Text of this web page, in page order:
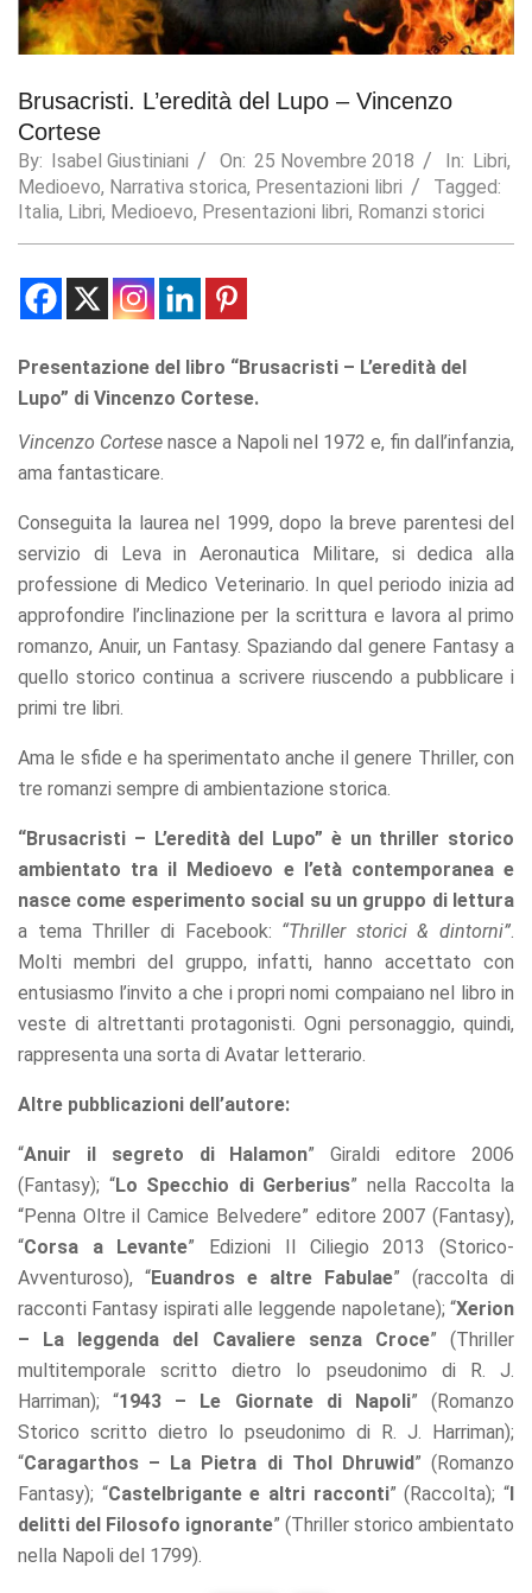
Brusacristi. L’eredità del Lupo – Vincenzo
Cortese
By: Isabel Giustiniani On: 25 Novembre 2018 In: Libri,
Medioevo, Narrativa storica, Presentazioni libri
Tagged:
Italia, Libri, Medioevo, Presentazioni libri, Romanzi storici
Presentazione del libro “Brusacristi – L’eredità del
Lupo” di Vincenzo Cortese.
Vincenzo Cortese nasce a Napoli nel 1972 e, fin dall’infanzia,
ama fantasticare.
Conseguita la laurea nel 1999, dopo la breve parentesi del
servizio di Leva in Aeronautica Militare, si dedica alla
professione di Medico Veterinario. In quel periodo inizia ad
approfondire l’inclinazione per la scrittura e lavora al primo
romanzo, Anuir, un Fantasy. Spaziando dal genere Fantasy a
quello storico continua a scrivere riuscendo a pubblicare i
primi tre libri.
Ama le sfide e ha sperimentato anche il genere Thriller, con
tre romanzi sempre di ambientazione storica.
“Brusacristi – L’eredità del Lupo” è un thriller storico
ambientato tra il Medioevo e l’età contemporanea e
nasce come esperimento social su un gruppo di lettura
a tema Thriller di Facebook: “Thriller storici & dintorni”.
Molti membri del gruppo, infatti, hanno accettato con
entusiasmo l’invito a che i propri nomi compaiano nel libro in
veste di altrettanti protagonisti. Ogni personaggio, quindi,
rappresenta una sorta di Avatar letterario.
Altre pubblicazioni dell’autore:
“Anuir il segreto di Halamon” Giraldi editore 2006
(Fantasy); “Lo Specchio di Gerberius” nella Raccolta la
“Penna Oltre il Camice Belvedere” editore 2007 (Fantasy),
“Corsa a Levante” Edizioni Il Ciliegio 2013 (Storico-
Avventuroso), “Euandros e altre Fabulae” (raccolta di
racconti Fantasy ispirati alle leggende napoletane); “Xerion
– La leggenda del Cavaliere senza Croce” (Thriller
multitemporale scritto dietro lo pseudonimo di R. J.
Harriman); “1943 – Le Giornate di Napoli” (Romanzo
Storico scritto dietro lo pseudonimo di R. J. Harriman);
“Caragarthos – La Pietra di Thol Dhruwid” (Romanzo
Fantasy); “Castelbrigante e altri racconti” (Raccolta); “
delitti del Filosofo ignorante” (Thriller storico ambientato
nella Napoli del 1799).
Statistics
In order for
improve the
website's
functionality
and
structure,
based on
how the
used.
Experience
In order for
our website
to perform
possible
visit. If you
refuse these
some
functionality
disappear
from the
website.
Marketing
your
and
behavior as
you visit our
site, you
increase the
chance of
personalized
content and